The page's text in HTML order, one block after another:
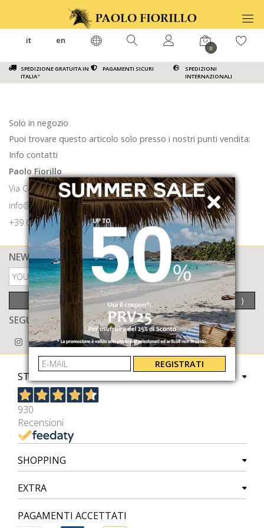
SPEDIZIONE GRATUITA IN
ITALIA*
PAGAMENTI SICURI
SPEDIZIONI
INTERNAZIONALI
it en
0
Solo in negozio
Puoi trovare questo articolo solo presso i nostri punti vendita:
Info contatti
Paolo Fiorillo
Via Calabritto 9 80121 Napoli
info@paolofiorillo.com
+39 081 1857 6024
NEWSLETTER
PRIVACY POLICY
INVIA ⟩
SEGUICI ANCHE SU
STORE
930
Recensioni
SHOPPING
EXTRA
PAGAMENTI ACCETTATI
REGISTRATI